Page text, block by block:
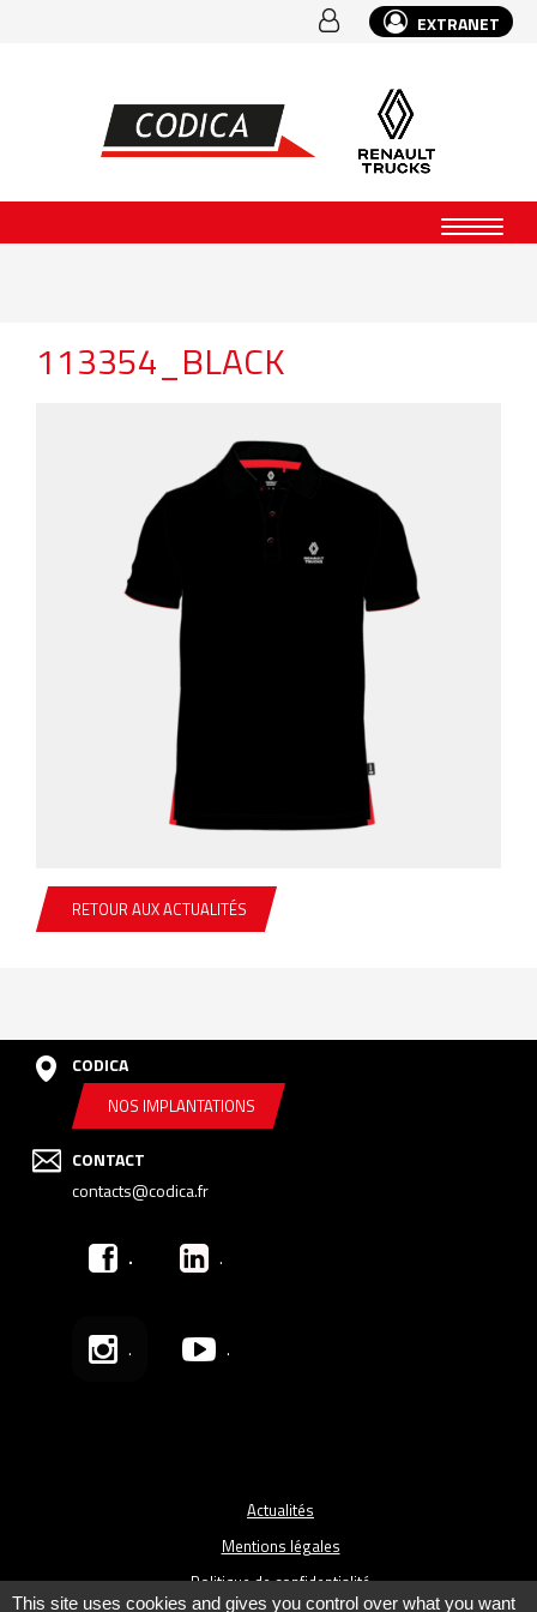
EXTRANET
113354_BLACK
RETOUR AUX ACTUALITÉS
CODICA
NOS IMPLANTATIONS
CONTACT
contacts@codica.fr
. .
. .
Actualités
Mentions légales
Politique de confidentialité
This site uses cookies and gives you control over what you want